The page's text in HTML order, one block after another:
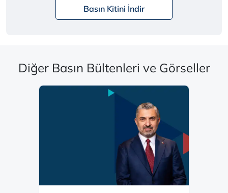
Basın Kitini İndir
Diğer Basın Bültenleri ve Görseller